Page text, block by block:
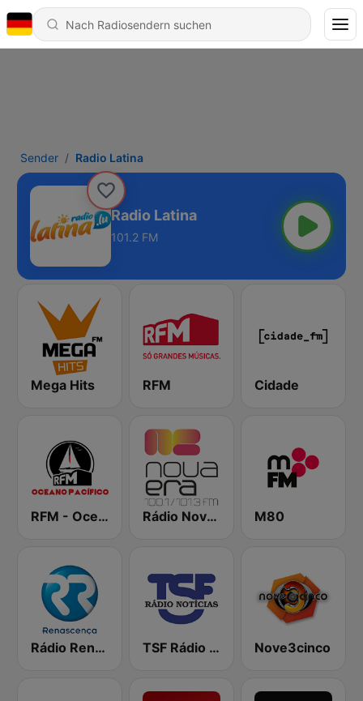
Sender Radio Latina
Radio Latina
101.2 FM
Mega Hits RFM Cidade
RFM - Oceano Pacífico Online Rádio Nova Era M80
Rádio Renascença TSF Rádio Notícias Nove3cinco